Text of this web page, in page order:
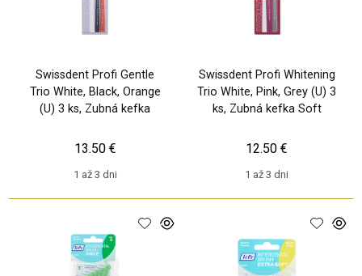
Swissdent Profi Gentle
Trio White, Black, Orange
(U) 3 ks, Zubná kefka
1 až 3 dni
13.50 €
Swissdent Profi Whitening
Trio White, Pink, Grey (U) 3
ks, Zubná kefka Soft
1 až 3 dni
12.50 €